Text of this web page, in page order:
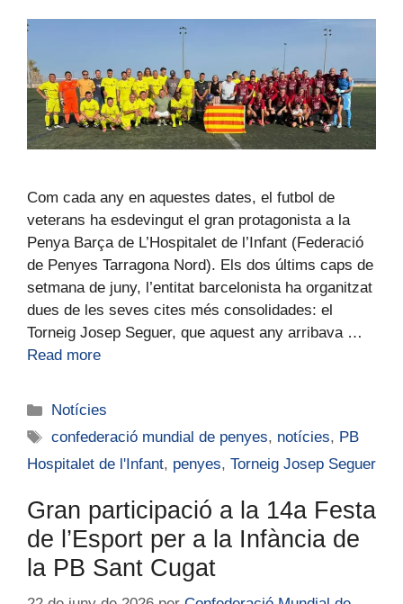
Com cada any en aquestes dates, el futbol de
veterans ha esdevingut el gran protagonista a la
Penya Barça de L’Hospitalet de l’Infant (Federació
de Penyes Tarragona Nord). Els dos últims caps de
setmana de juny, l’entitat barcelonista ha organitzat
dues de les seves cites més consolidades: el
Torneig Josep Seguer, que aquest any arribava …
Read more
Notícies
confederació mundial de penyes, notícies, PB
Hospitalet de l'Infant, penyes, Torneig Josep Seguer
Gran participació a la 14a Festa
de l’Esport per a la Infància de
la PB Sant Cugat